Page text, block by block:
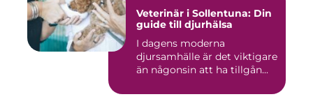
Veterinär i Sollentuna: Din
guide till djurhälsa
I dagens moderna
djursamhälle är det viktigare
än någonsin att ha tillgån...